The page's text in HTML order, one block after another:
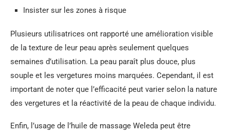
Insister sur les zones à risque
Plusieurs utilisatrices ont rapporté une amélioration visible
de la texture de leur peau après seulement quelques
semaines d’utilisation. La peau paraît plus douce, plus
souple et les vergetures moins marquées. Cependant, il est
important de noter que l’efficacité peut varier selon la nature
des vergetures et la réactivité de la peau de chaque individu.
Enfin, l’usage de l’huile de massage Weleda peut être